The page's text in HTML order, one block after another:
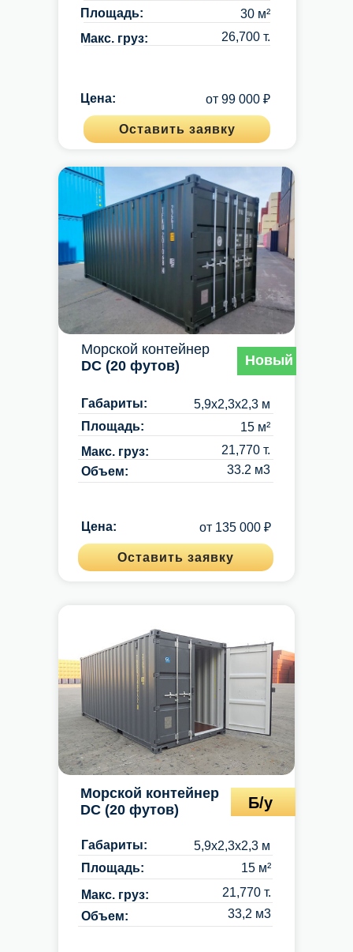
Площадь:
30 м²
Макс. груз:
26,700 т.
Цена: от 99 000 ₽
Оставить заявку
Морской контейнер
DC (20 футов)
Габариты:
5,9х2,3х2,3 м
Площадь:
15 м²
Макс. груз:
21,770 т.
Объем:
33.2 м3
Цена: от 135 000 ₽
Оставить заявку
Морской контейнер
DC (20 футов)
Габариты:
5,9х2,3х2,3 м
Площадь:
15 м²
Макс. груз:
21,770 т.
Объем:
33,2 м3
Б/у
Новый